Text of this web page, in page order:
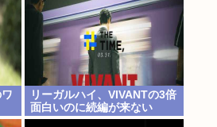
リーガルハイ、VIVANTの3倍
面白いのに続編が来ない
www